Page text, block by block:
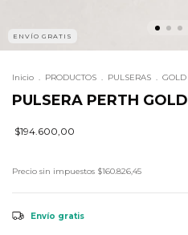
ENVÍO GRATIS
Inicio . PRODUCTOS . PULSERAS . GOLD
PULSERA PERTH GOLD
$194.600,00
Precio sin impuestos $160.826,45
Envío gratis